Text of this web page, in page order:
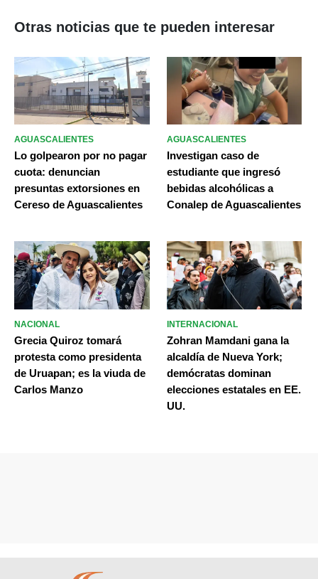
Otras noticias que te pueden interesar
AGUASCALIENTES
Lo golpearon por no pagar
cuota: denuncian
presuntas extorsiones en
Cereso de Aguascalientes
AGUASCALIENTES
Investigan caso de
estudiante que ingresó
bebidas alcohólicas a
Conalep de Aguascalientes
NACIONAL
Grecia Quiroz tomará
protesta como presidenta
de Uruapan; es la viuda de
Carlos Manzo
INTERNACIONAL
Zohran Mamdani gana la
alcaldía de Nueva York;
demócratas dominan
elecciones estatales en EE.
UU.